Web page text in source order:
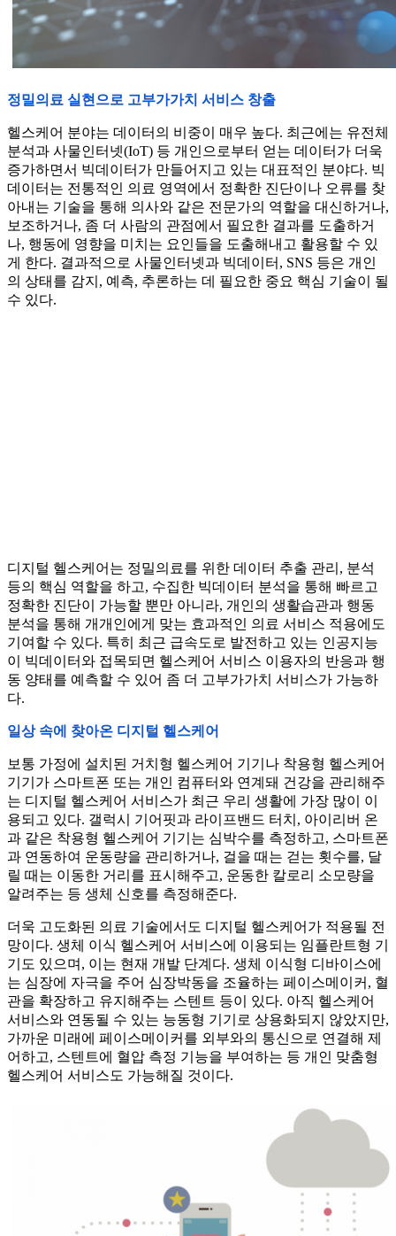
정밀의료 실현으로 고부가가치 서비스 창출
헬스케어 분야는 데이터의 비중이 매우 높다. 최근에는 유전체
분석과 사물인터넷(IoT) 등 개인으로부터 얻는 데이터가 더욱
증가하면서 빅데이터가 만들어지고 있는 대표적인 분야다. 빅
데이터는 전통적인 의료 영역에서 정확한 진단이나 오류를 찾
아내는 기술을 통해 의사와 같은 전문가의 역할을 대신하거나,
보조하거나, 좀 더 사람의 관점에서 필요한 결과를 도출하거
나, 행동에 영향을 미치는 요인들을 도출해내고 활용할 수 있
게 한다. 결과적으로 사물인터넷과 빅데이터, SNS 등은 개인
의 상태를 감지, 예측, 추론하는 데 필요한 중요 핵심 기술이 될
수 있다.
디지털 헬스케어는 정밀의료를 위한 데이터 추출 관리, 분석
등의 핵심 역할을 하고, 수집한 빅데이터 분석을 통해 빠르고
정확한 진단이 가능할 뿐만 아니라, 개인의 생활습관과 행동
분석을 통해 개개인에게 맞는 효과적인 의료 서비스 적용에도
기여할 수 있다. 특히 최근 급속도로 발전하고 있는 인공지능
이 빅데이터와 접목되면 헬스케어 서비스 이용자의 반응과 행
동 양태를 예측할 수 있어 좀 더 고부가가치 서비스가 가능하
다.
일상 속에 찾아온 디지털 헬스케어
보통 가정에 설치된 거치형 헬스케어 기기나 착용형 헬스케어
기기가 스마트폰 또는 개인 컴퓨터와 연계돼 건강을 관리해주
는 디지털 헬스케어 서비스가 최근 우리 생활에 가장 많이 이
용되고 있다. 갤럭시 기어핏과 라이프밴드 터치, 아이리버 온
과 같은 착용형 헬스케어 기기는 심박수를 측정하고, 스마트폰
과 연동하여 운동량을 관리하거나, 걸을 때는 걷는 횟수를, 달
릴 때는 이동한 거리를 표시해주고, 운동한 칼로리 소모량을
알려주는 등 생체 신호를 측정해준다.
더욱 고도화된 의료 기술에서도 디지털 헬스케어가 적용될 전
망이다. 생체 이식 헬스케어 서비스에 이용되는 임플란트형 기
기도 있으며, 이는 현재 개발 단계다. 생체 이식형 디바이스에
는 심장에 자극을 주어 심장박동을 조율하는 페이스메이커, 혈
관을 확장하고 유지해주는 스텐트 등이 있다. 아직 헬스케어
서비스와 연동될 수 있는 능동형 기기로 상용화되지 않았지만,
가까운 미래에 페이스메이커를 외부와의 통신으로 연결해 제
어하고, 스텐트에 혈압 측정 기능을 부여하는 등 개인 맞춤형
헬스케어 서비스도 가능해질 것이다.